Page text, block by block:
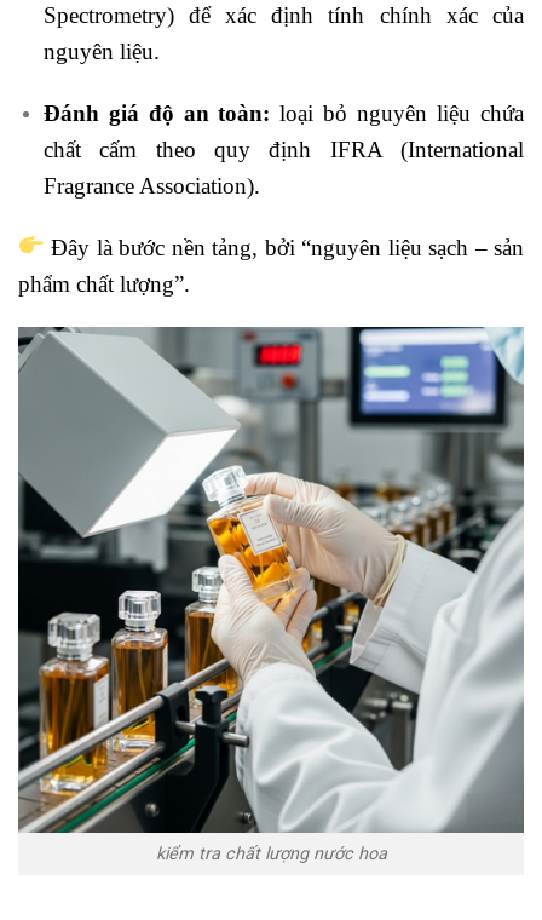
Spectrometry) để xác định tính chính xác của
nguyên liệu.
Đánh giá độ an toàn: loại bỏ nguyên liệu chứa
chất cấm theo quy định IFRA (International
Fragrance Association).
Đây là bước nền tảng, bởi “nguyên liệu sạch – sản
phẩm chất lượng”.
kiểm tra chất lượng nước hoa